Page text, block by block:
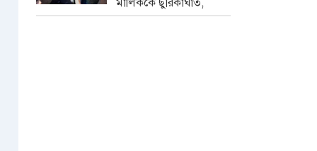
মালিককে ছুরিকাঘাত,
মামলা